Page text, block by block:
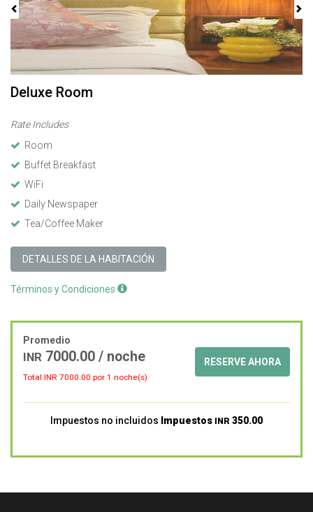
Deluxe Room
Rate Includes
Room
Buffet Breakfast
WiFi
Daily Newspaper
Tea/Coffee Maker
DETALLES DE LA HABITACIÓN
Términos y Condiciones
Promedio
INR 7000.00 / noche
Total INR 7000.00 por 1 noche(s)
RESERVE AHORA
Impuestos no incluidos Impuestos INR 350.00